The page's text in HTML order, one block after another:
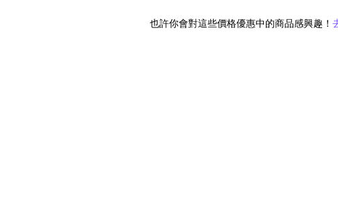
也許你會對這些價格優惠中的商品感興趣！